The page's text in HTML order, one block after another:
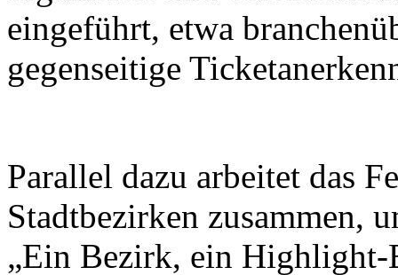
eingeführt, etwa
gegenseitige
Parallel dazu arbeitet das
Stadtbezirken zusammen,
„Ein Bezirk, ein Highlight-